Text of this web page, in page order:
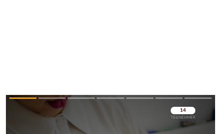
Überspringen